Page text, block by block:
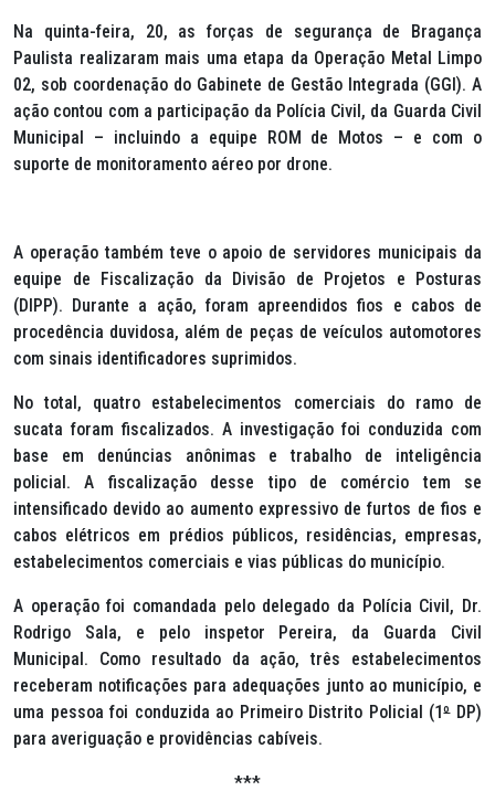
Na quinta-feira, 20, as forças de segurança de Bragança
Paulista realizaram mais uma etapa da Operação Metal Limpo
02, sob coordenação do Gabinete de Gestão Integrada (GGI). A
ação contou com a participação da Polícia Civil, da Guarda Civil
Municipal – incluindo a equipe ROM de Motos – e com o
suporte de monitoramento aéreo por drone.
A operação também teve o apoio de servidores municipais da
equipe de Fiscalização da Divisão de Projetos e Posturas
(DIPP). Durante a ação, foram apreendidos fios e cabos de
procedência duvidosa, além de peças de veículos automotores
com sinais identificadores suprimidos.
No total, quatro estabelecimentos comerciais do ramo de
sucata foram fiscalizados. A investigação foi conduzida com
base em denúncias anônimas e trabalho de inteligência
policial. A fiscalização desse tipo de comércio tem se
intensificado devido ao aumento expressivo de furtos de fios e
cabos elétricos em prédios públicos, residências, empresas,
estabelecimentos comerciais e vias públicas do município.
A operação foi comandada pelo delegado da Polícia Civil, Dr.
Rodrigo Sala, e pelo inspetor Pereira, da Guarda Civil
Municipal. Como resultado da ação, três estabelecimentos
receberam notificações para adequações junto ao município, e
uma pessoa foi conduzida ao Primeiro Distrito Policial (1ºDP)
para averiguação e providências cabíveis.
***